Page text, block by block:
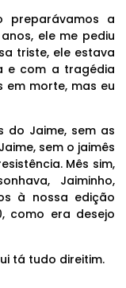
preparávamos a
ele me pediu
triste, ele estava
e com a tragédia
em morte, mas eu
do Jaime, sem as
sem o jaimês
Mês sim,
Jaiminho,
à nossa edição
como era desejo
tá tudo direitim.